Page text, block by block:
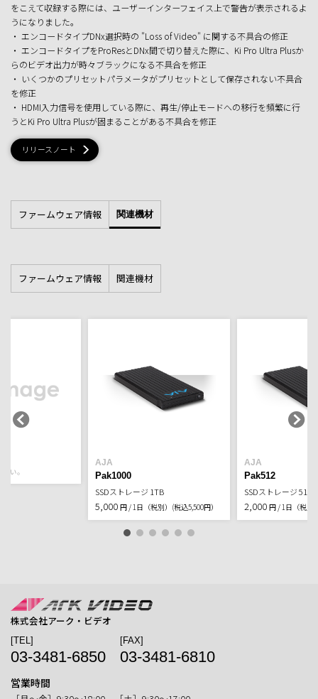
をこえて収録する際には、ユーザーインターフェイス上で警告が表示されるよ
うになりました。
・ エンコードタイプDNx選択時の "Loss of Video" に関する不具合の修正
・ エンコードタイプをProResとDNx間で切り替えた際に、Ki Pro Ultra Plusか
らのビデオ出力が時々ブラックになる不具合を修正
・ いくつかのプリセットパラメータがプリセットとして保存されない不具合
を修正
・ HDMI入力信号を使用している際に、再生/停止モードへの移行を頻繁に行
うとKi Pro Ultra Plusが固まることがある不具合を修正
リリースノート
ファームウェア情報 関連機材
ファームウェア情報 関連機材
い。
AJA
Pak1000
SSDストレージ 1TB
5,000 円 / 1日（税別） (税込5,500円）
AJA
Pak512
SSDストレージ
2,000 円 / 1日（税別
株式会社アーク・ビデオ
[TEL]
03-3481-6850
[FAX]
03-3481-6810
営業時間